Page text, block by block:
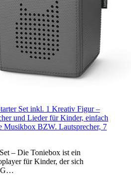
Set inkl. 1 Kreativ Figur –
und Lieder für Kinder, einfach
Musikbox BZW. Lautsprecher, 7
– Die Toniebox ist ein
für Kinder, der sich
G…